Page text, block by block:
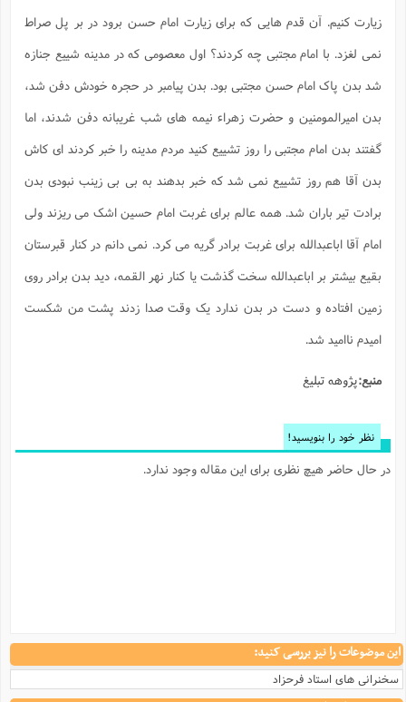
زیارت کنیم. آن قدم هایی که برای زیارت امام حسن برود در بر پل صراط
نمی لغزد. با امام مجتبی چه کردند؟ اول معصومی که در مدینه شییع جنازه
شد بدن پاک امام حسن مجتبی بود. بدن پیامبر در حجره خودش دفن شد،
بدن امیرالمومنین و حضرت زهراء نیمه های شب غریبانه دفن شدند، اما
گفتند بدن امام مجتبی را روز تشییع کنید مردم مدینه را خبر کردند ای کاش
بدن آقا هم روز تشییع نمی شد که خبر بدهند به بی بی زینب نبودی بدن
برادت تیر باران شد. همه عالم برای غربت امام حسین اشک می ریزند ولی
امام آقا اباعبدالله برای غربت برادر گریه می کرد. نمی دانم در کنار قبرستان
بقیع بیشتر بر اباعبدالله سخت گذشت یا کنار نهر القمه، دید بدن برادر روی
زمین افتاده و دست در بدن ندارد یک وقت صدا زدند پشت من شکست
امیدم ناامید شد.
منبع:پژوهه تبلیغ
نظر خود را بنویسید!
در حال حاضر هیچ نظری برای این مقاله وجود ندارد.
این موضوعات را نیز بررسی کنید:
سخنرانی های استاد فرحزاد